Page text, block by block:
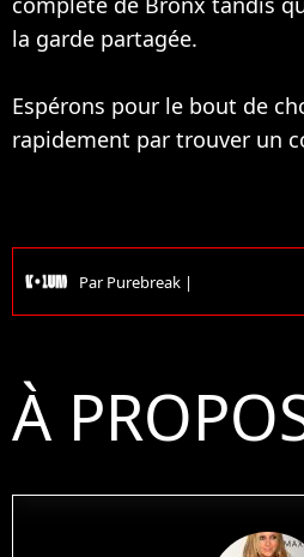
la garde partagée.
Espérons pour le bout de
rapidement par trouver un
ParPurebreak |
À